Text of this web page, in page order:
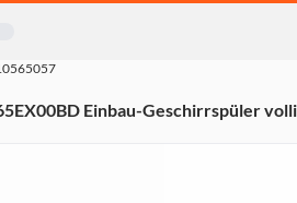
Einbau-Geschirrspüler